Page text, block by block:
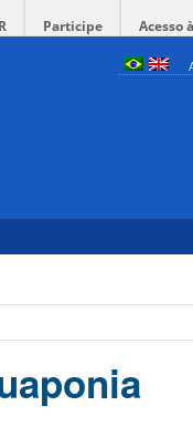
Participe Acesso